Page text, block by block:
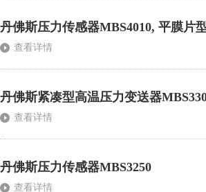
丹佛斯压力传感器MBS4010, 平膜片
查看详情
丹佛斯紧凑型高温压力变送器
查看详情
丹佛斯压力传感器MBS3250
查看详情